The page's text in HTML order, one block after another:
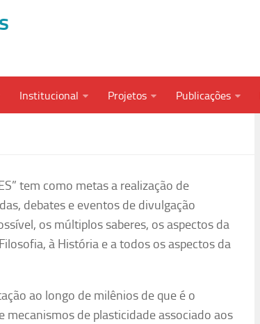
Institucional Projetos Publicações
tem como metas a realização de
debates e eventos de divulgação
os múltiplos saberes, os aspectos da
à História e a todos os aspectos da
ao longo de milênios de que é o
de plasticidade associado aos